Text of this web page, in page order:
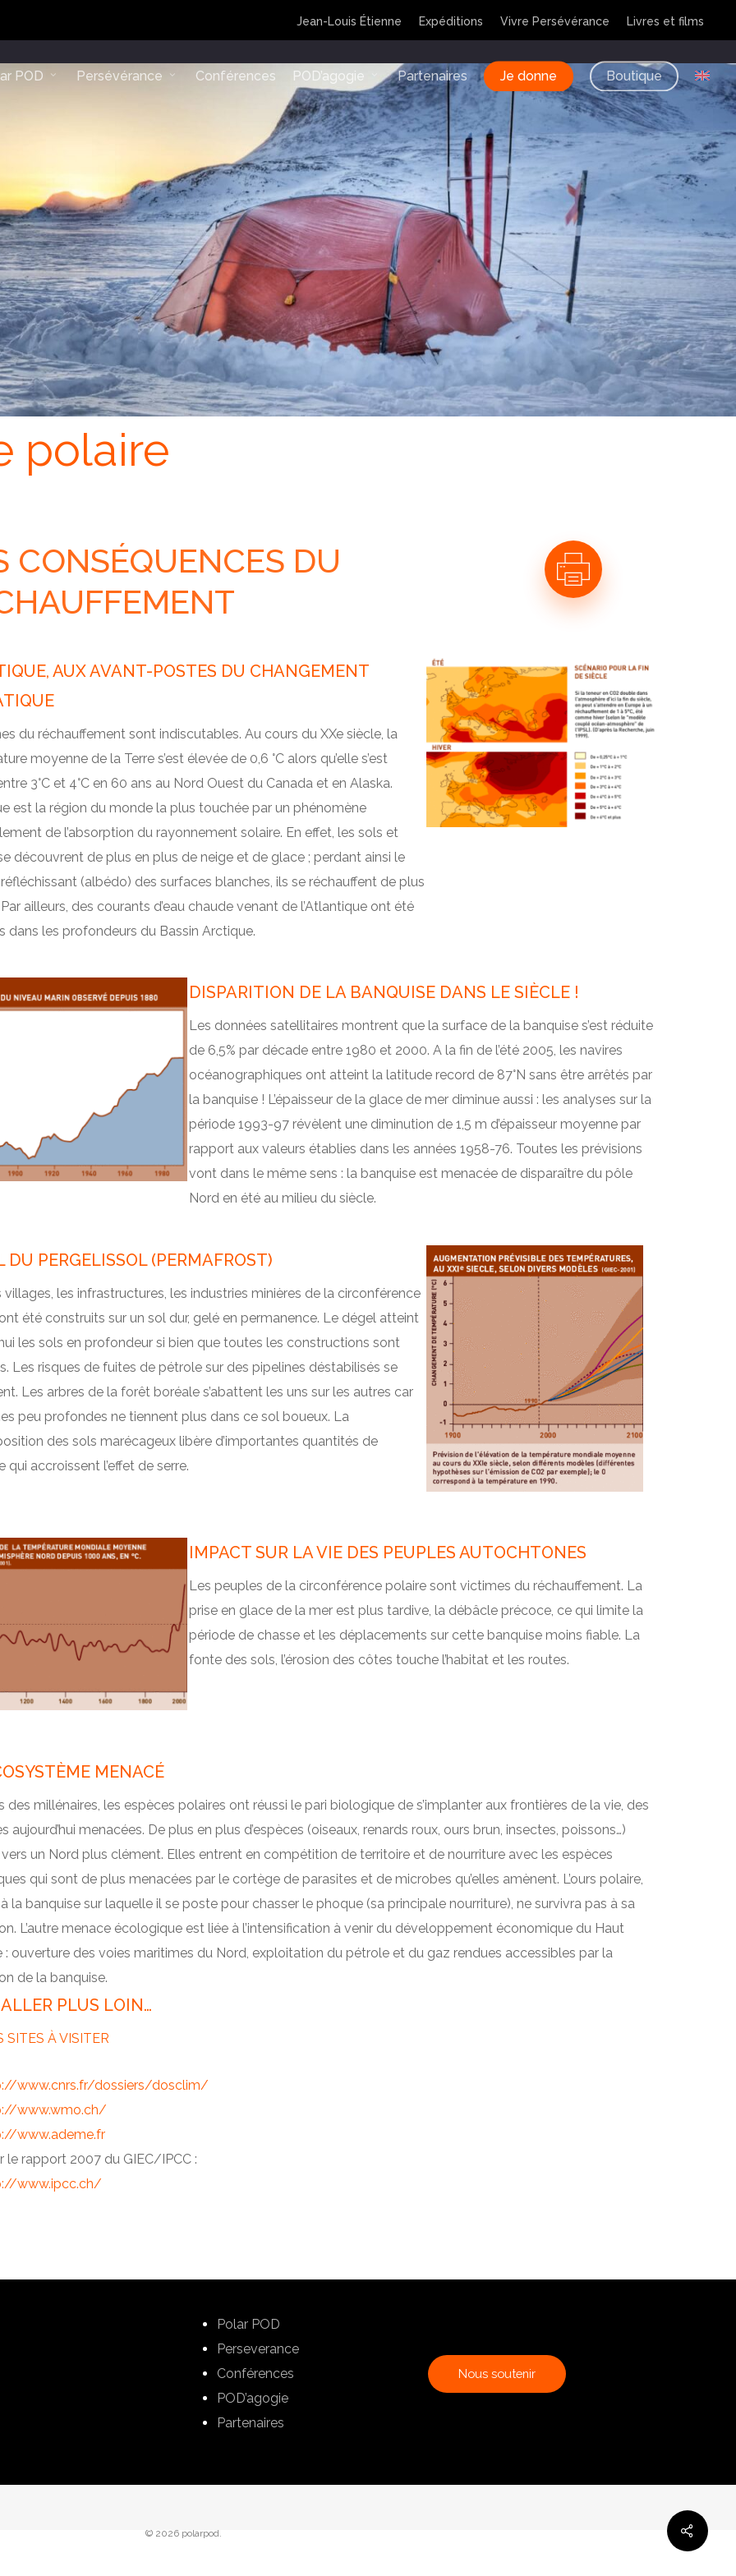
Jean-Louis Étienne Expéditions Vivre Persévérance Livres et films
POD Persévérance Conférences POD’agogie Partenaires Je donne Boutique
polaire
CONSÉQUENCES DU
AUX AVANT-POSTES DU CHANGEMENT
du réchauffement sont indiscutables. Au cours du XXe siècle, la
moyenne de la Terre s’est élevée de 0,6 °C alors qu’elle s’est
3°C et 4°C en 60 ans au Nord Ouest du Canada et en Alaska.
est la région du monde la plus touchée par un phénomène
de l’absorption du rayonnement solaire. En effet, les sols et
découvrent de plus en plus de neige et de glace ; perdant ainsi le
(albédo) des surfaces blanches, ils se réchauffent de plus
ailleurs, des courants d’eau chaude venant de l’Atlantique ont été
dans les profondeurs du Bassin Arctique.
DISPARITION DE LA BANQUISE DANS LE SIÈCLE !
Les données satellitaires montrent que la surface de la banquise s’est réduite
de 6,5% par décade entre 1980 et 2000. A la fin de l’été 2005, les navires
océanographiques ont atteint la latitude record de 87°N sans être arrêtés par
la banquise ! L’épaisseur de la glace de mer diminue aussi : les analyses sur la
période 1993-97 révèlent une diminution de 1,5 m d’épaisseur moyenne par
rapport aux valeurs établies dans les années 1958-76. Toutes les prévisions
vont dans le même sens : la banquise est menacée de disparaître du pôle
Nord en été au milieu du siècle.
DU PERGELISSOL (PERMAFROST)
villages, les infrastructures, les industries minières de la circonférence
été construits sur un sol dur, gelé en permanence. Le dégel atteint
les sols en profondeur si bien que toutes les constructions sont
Les risques de fuites de pétrole sur des pipelines déstabilisés se
Les arbres de la forêt boréale s’abattent les uns sur les autres car
peu profondes ne tiennent plus dans ce sol boueux. La
des sols marécageux libère d’importantes quantités de
qui accroissent l’effet de serre.
IMPACT SUR LA VIE DES PEUPLES AUTOCHTONES
Les peuples de la circonférence polaire sont victimes du réchauffement. La
prise en glace de la mer est plus tardive, la débâcle précoce, ce qui limite la
période de chasse et les déplacements sur cette banquise moins fiable. La
fonte des sols, l’érosion des côtes touche l’habitat et les routes.
MENACÉ
des millénaires, les espèces polaires ont réussi le pari biologique de s’implanter aux frontières de la vie, des
aujourd’hui menacées. De plus en plus d’espèces (oiseaux, renards roux, ours brun, insectes, poissons…)
un Nord plus clément. Elles entrent en compétition de territoire et de nourriture avec les espèces
qui sont de plus menacées par le cortège de parasites et de microbes qu’elles amènent. L’ours polaire,
la banquise sur laquelle il se poste pour chasser le phoque (sa principale nourriture), ne survivra pas à sa
L’autre menace écologique est liée à l’intensification à venir du développement économique du Haut
: ouverture des voies maritimes du Nord, exploitation du pétrole et du gaz rendues accessibles par la
de la banquise.
PLUS LOIN…
SITES À VISITER
www.cnrs.fr/dossiers/dosclim/
www.wmo.ch/
www.ademe.fr
le rapport 2007 du GIEC/IPCC :
www.ipcc.ch/
Polar POD
Perseverance
Conférences
POD’agogie
Partenaires
Nous soutenir
© 2026 polarpod.